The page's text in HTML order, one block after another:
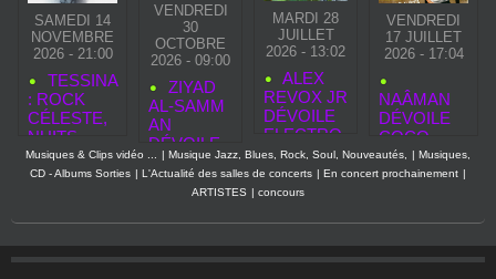
SAMEDI 14
NOVEMBRE
2026 - 21:00
TESSINA
: ROCK
CÉLESTE,
NUITS
SUSPEND
UES ET
NTE
VENDREDI
30
OCTOBRE
2026 - 09:00
ZIYAD
AL‑SAMM
AN
DÉVOILE
«
SECOND
TOUCH »,
NOUVEAU
AVANT LA
MARDI 28
JUILLET
2026 - 13:02
ALEX
REVOX JR
DÉVOILE
ELECTRO
GLAM
PART 1,
UN
E
MODERN
E AU
VENDREDI
17 JUILLET
2026 - 17:04
NAÂMAN
DÉVOILE
COCO
WATA, UNE
CHANSON
PROLONG
E SON
Musiques & Clips vidéo ... | Musique Jazz, Blues, Rock, Soul, Nouveautés, | Musiques,
CD - Albums Sorties | L'Actualité des salles de concerts | En concert prochainement |
ARTISTES | concours